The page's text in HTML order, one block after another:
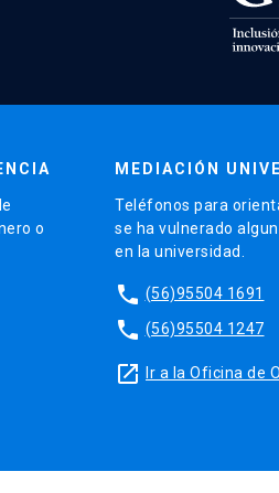
o
MEDIACIÓN
Teléfonos para
se ha vulnerado
en la universidad.
phone (56)95504 1691
phone (56)95504 1247
launch Ir a la Oficina de